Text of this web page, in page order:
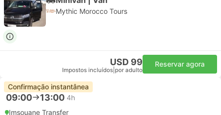
Mythic Morocco Tours
USD 99
Impostos incluídos por adulto
Reservar agora
Confirmação instantânea
09:00 13:00 4h
Imsouane Transfer